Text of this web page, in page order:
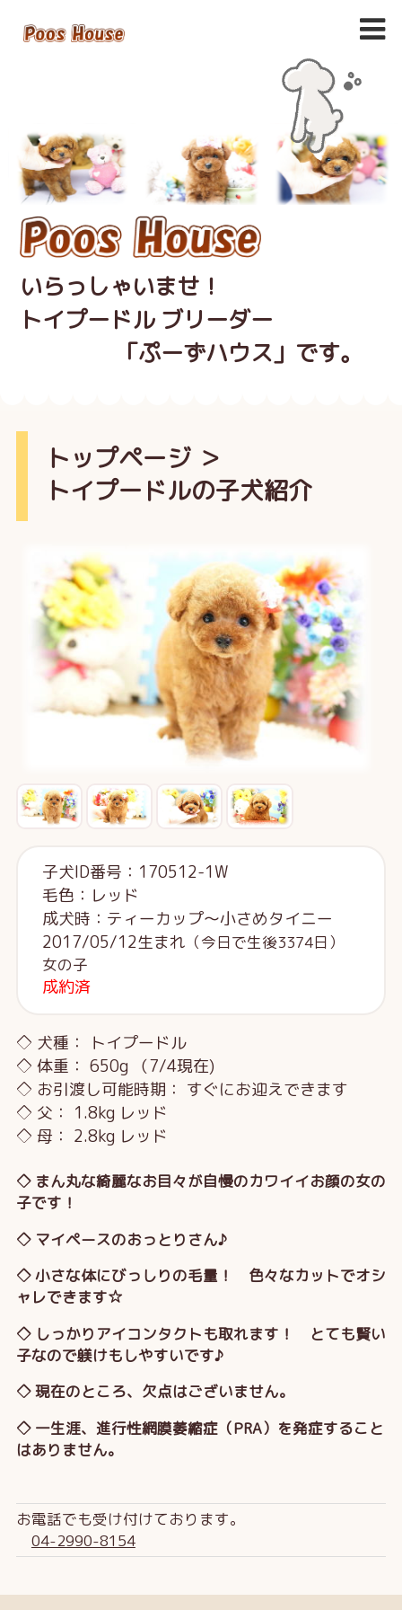
いらっしゃいませ！
トイプードル ブリーダー
「ぷーずハウス」です。
トップページ＞
トイプードルの子犬紹介
子犬ID番号：170512-1W
毛色：レッド
成犬時：ティーカップ～小さめタイニー
2017/05/12生まれ （今日で生後3374日）
女の子
成約済
◇ 犬種： トイプードル
◇ 体重： 650g （7/4現在)
◇ お引渡し可能時期： すぐにお迎えできます
◇ 父： 1.8kg レッド
◇ 母： 2.8kg レッド
◇ まん丸な綺麗なお目々が自慢のカワイイお顔の女の
子です！
◇ マイペースのおっとりさん♪
◇ 小さな体にびっしりの毛量！ 色々なカットでオシ
ャレできます☆
◇ しっかりアイコンタクトも取れます！ とても賢い
子なので躾けもしやすいです♪
◇ 現在のところ、欠点はございません。
◇ 一生涯、進行性網膜萎縮症（PRA）を発症すること
はありません。
お電話でも受け付けております。
04-2990-8154